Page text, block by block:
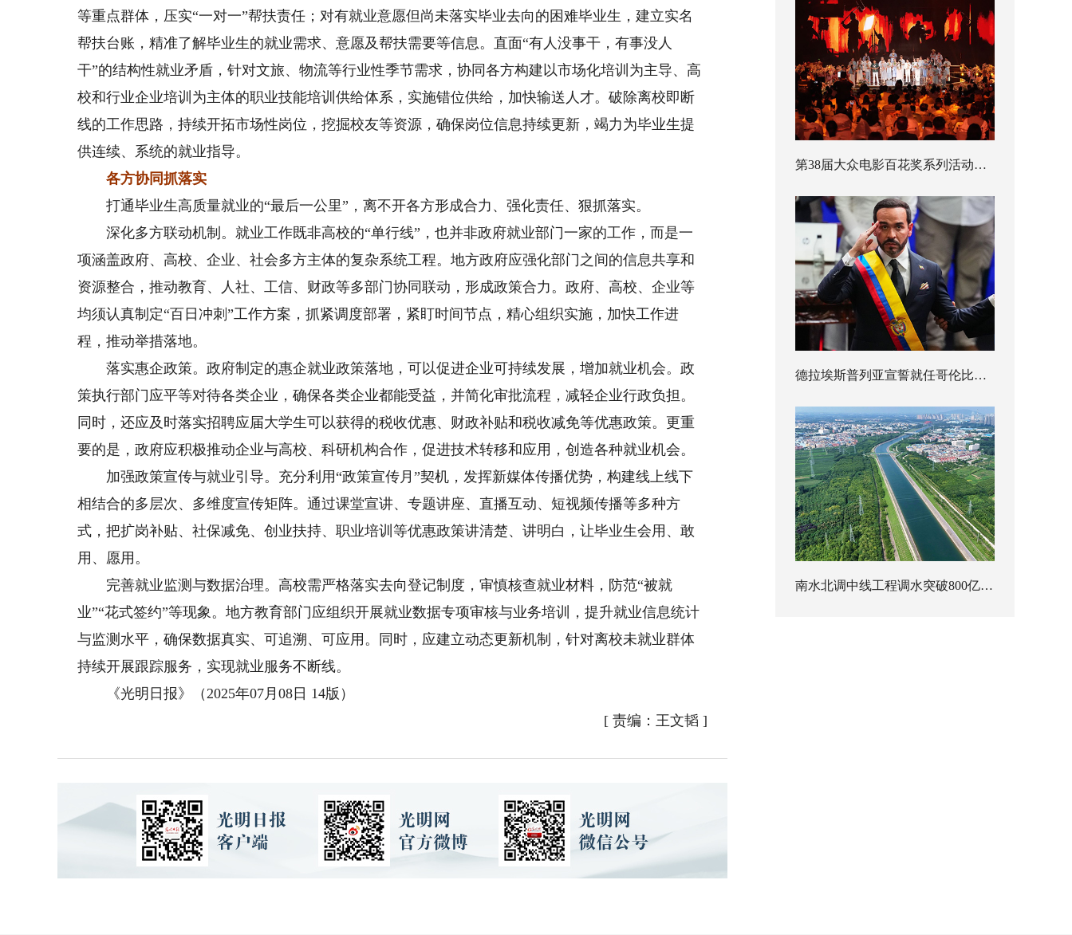
等重点群体，压实“一对一”帮扶责任；对有就业意愿但尚未落实毕业去向的困难毕业生，建立实名
帮扶台账，精准了解毕业生的就业需求、意愿及帮扶需要等信息。直面“有人没事干，有事没人
干”的结构性就业矛盾，针对文旅、物流等行业性季节需求，协同各方构建以市场化培训为主导、高
校和行业企业培训为主体的职业技能培训供给体系，实施错位供给，加快输送人才。破除离校即断
线的工作思路，持续开拓市场性岗位，挖掘校友等资源，确保岗位信息持续更新，竭力为毕业生提
供连续、系统的就业指导。
各方协同抓落实
打通毕业生高质量就业的“最后一公里”，离不开各方形成合力、强化责任、狠抓落实。
深化多方联动机制。就业工作既非高校的“单行线”，也并非政府就业部门一家的工作，而是一
项涵盖政府、高校、企业、社会多方主体的复杂系统工程。地方政府应强化部门之间的信息共享和
资源整合，推动教育、人社、工信、财政等多部门协同联动，形成政策合力。政府、高校、企业等
均须认真制定“百日冲刺”工作方案，抓紧调度部署，紧盯时间节点，精心组织实施，加快工作进
程，推动举措落地。
落实惠企政策。政府制定的惠企就业政策落地，可以促进企业可持续发展，增加就业机会。政
策执行部门应平等对待各类企业，确保各类企业都能受益，并简化审批流程，减轻企业行政负担。
同时，还应及时落实招聘应届大学生可以获得的税收优惠、财政补贴和税收减免等优惠政策。更重
要的是，政府应积极推动企业与高校、科研机构合作，促进技术转移和应用，创造各种就业机会。
加强政策宣传与就业引导。充分利用“政策宣传月”契机，发挥新媒体传播优势，构建线上线下
相结合的多层次、多维度宣传矩阵。通过课堂宣讲、专题讲座、直播互动、短视频传播等多种方
式，把扩岗补贴、社保减免、创业扶持、职业培训等优惠政策讲清楚、讲明白，让毕业生会用、敢
用、愿用。
完善就业监测与数据治理。高校需严格落实去向登记制度，审慎核查就业材料，防范“被就
业”“花式签约”等现象。地方教育部门应组织开展就业数据专项审核与业务培训，提升就业信息统计
与监测水平，确保数据真实、可追溯、可应用。同时，应建立动态更新机制，针对离校未就业群体
持续开展跟踪服务，实现就业服务不断线。
《光明日报》（2025年07月08日 14版）
[ 责编：王文韬 ]
第38届大众电影百花奖系列活动开幕
德拉埃斯普列亚宣誓就任哥伦比亚总统
南水北调中线工程调水突破800亿立方米